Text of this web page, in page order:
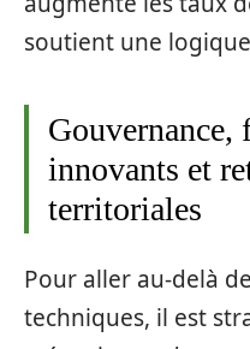
soutient une
Gouvernance,
innovants et
territoriales
Pour aller au‑delà
techniques, il est